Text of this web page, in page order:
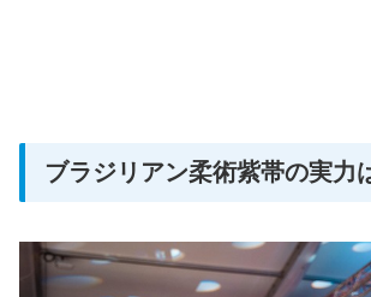
ブラジリアン柔術紫帯の実力